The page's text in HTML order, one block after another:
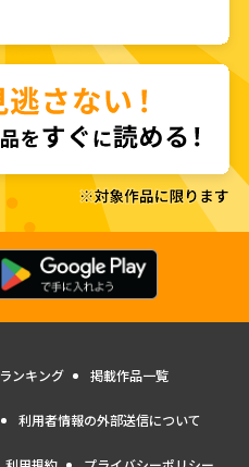
ランキング 掲載作品一覧
利用者情報の外部送信について